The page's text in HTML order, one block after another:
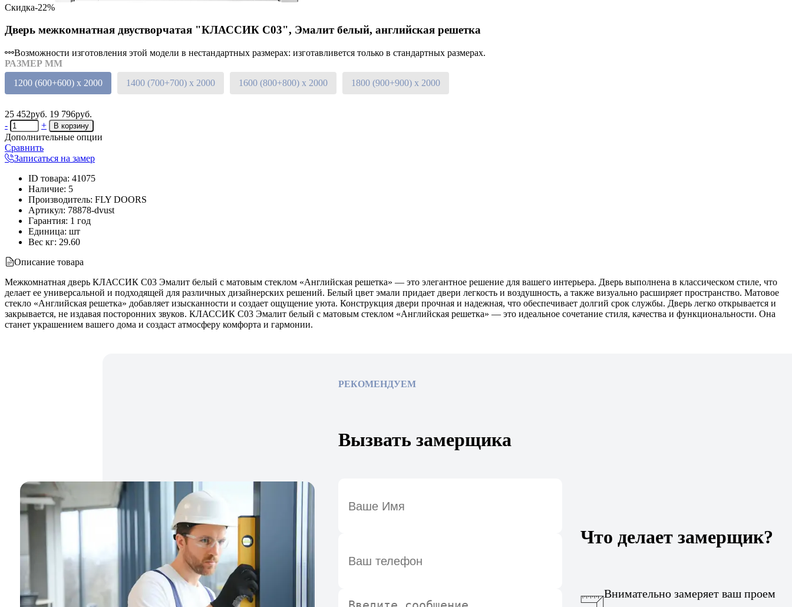
Скидка-22%
Дверь межкомнатная двустворчатая "КЛАССИК C03", Эмалит белый, английская решетка
Возможности изготовления этой модели в нестандартных размерах: изготавливется только в стандартных размерах.
РАЗМЕР ММ
1200 (600+600) х 2000
1400 (700+700) х 2000 1600 (800+800) х 2000 1800 (900+900) х 2000
25 452руб. 19 796руб.
-
+
Дополнительные опции
Сравнить
Записаться на замер
ID товара: 41075
Наличие: 5
Производитель: FLY DOORS
Артикул: 78878-dvust
Гарантия: 1 год
Единица: шт
Вес кг: 29.60
Описание товара
Межкомнатная дверь КЛАССИК C03 Эмалит белый с матовым стеклом «Английская решетка» — это элегантное решение для вашего интерьера. Дверь выполнена в классическом стиле, что
делает ее универсальной и подходящей для различных дизайнерских решений. Белый цвет эмали придает двери легкость и воздушность, а также визуально расширяет пространство. Матовое
стекло «Английская решетка» добавляет изысканности и создает ощущение уюта. Конструкция двери прочная и надежная, что обеспечивает долгий срок службы. Дверь легко открывается и
закрывается, не издавая посторонних звуков. КЛАССИК C03 Эмалит белый с матовым стеклом «Английская решетка» — это идеальное сочетание стиля, качества и функциональности. Она
станет украшением вашего дома и создаст атмосферу комфорта и гармонии.
РЕКОМЕНДУЕМ
Вызвать замерщика
Что делает замерщик?
Внимательно замеряет ваш проем